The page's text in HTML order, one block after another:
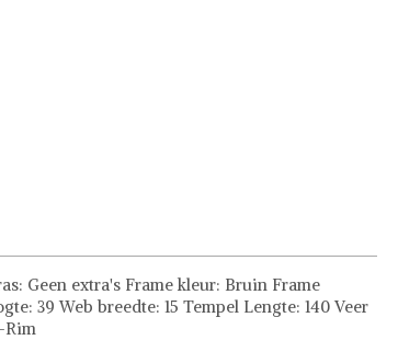
Geen extra's Frame kleur: Bruin Frame
39 Web breedte: 15 Tempel Lengte: 140 Veer
Rim